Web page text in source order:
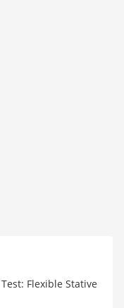
Flexible Stative